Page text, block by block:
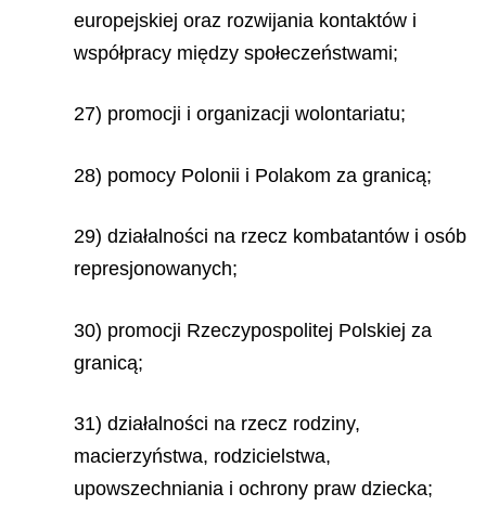
europejskiej oraz rozwijania kontaktów i
współpracy między społeczeństwami;
27) promocji i organizacji wolontariatu;
28) pomocy Polonii i Polakom za granicą;
29) działalności na rzecz kombatantów i osób
represjonowanych;
30) promocji Rzeczypospolitej Polskiej za
granicą;
31) działalności na rzecz rodziny,
macierzyństwa, rodzicielstwa,
upowszechniania i ochrony praw dziecka;